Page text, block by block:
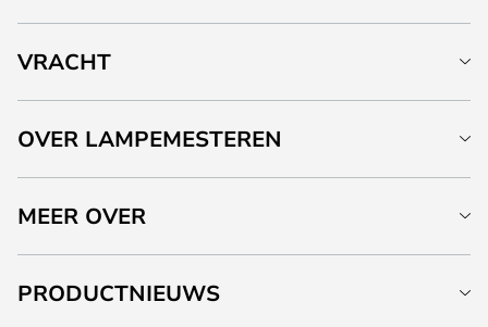
VRACHT
OVER LAMPEMESTEREN
MEER OVER
PRODUCTNIEUWS